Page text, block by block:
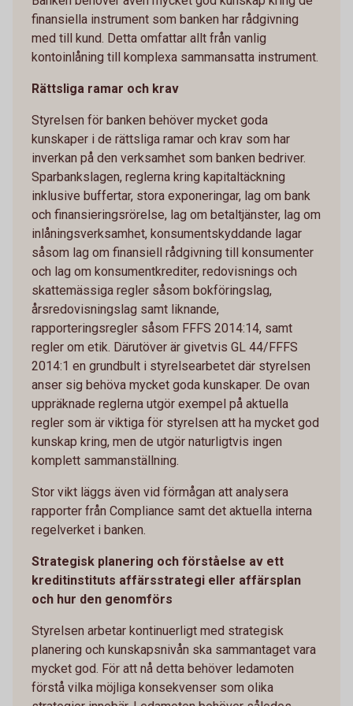
finansiella instrument som banken har rådgivning
med till kund. Detta omfattar allt från vanlig
kontoinlåning till komplexa sammansatta instrument.
Rättsliga ramar och krav
Styrelsen för banken behöver mycket goda
kunskaper i de rättsliga ramar och krav som har
inverkan på den verksamhet som banken bedriver.
Sparbankslagen, reglerna kring kapitaltäckning
inklusive buffertar, stora exponeringar, lag om bank
och finansieringsrörelse, lag om betaltjänster, lag om
inlåningsverksamhet, konsumentskyddande lagar
såsom lag om finansiell rådgivning till konsumenter
och lag om konsumentkrediter, redovisnings och
skattemässiga regler såsom bokföringslag,
årsredovisningslag samt liknande,
rapporteringsregler såsom FFFS 2014:14, samt
regler om etik. Därutöver är givetvis GL 44/FFFS
2014:1 en grundbult i styrelsearbetet där styrelsen
anser sig behöva mycket goda kunskaper. De ovan
uppräknade reglerna utgör exempel på aktuella
regler som är viktiga för styrelsen att ha mycket god
kunskap kring, men de utgör naturligtvis ingen
komplett sammanställning.
Stor vikt läggs även vid förmågan att analysera
rapporter från Compliance samt det aktuella interna
regelverket i banken.
Strategisk planering och förståelse av ett
kreditinstituts affärsstrategi eller affärsplan
och hur den genomförs
Styrelsen arbetar kontinuerligt med strategisk
planering och kunskapsnivån ska sammantaget vara
mycket god. För att nå detta behöver ledamoten
förstå vilka möjliga konsekvenser som olika